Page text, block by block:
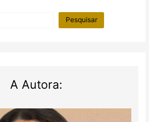
Pesquisar
A Autora: